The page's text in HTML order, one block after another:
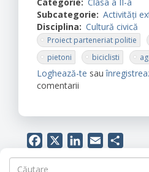
Subcategorie
Activități
Disciplina
Cultură civică
Proiect parteneriat politie
pietoni
biciclisti
Loghează-te sau
comentarii
Facebook LinkedIn
Email
Căutare
Căutare